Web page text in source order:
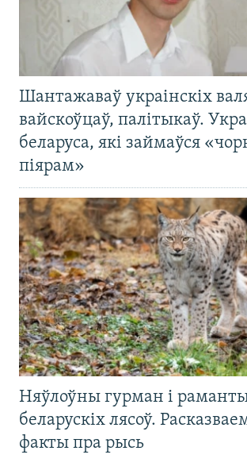
Шантажаваў украінскіх
вайскоўцаў, палітыкаў.
беларуса, які займаўся
піярам»
Няўлоўны гурман і
беларускіх лясоў.
факты пра рысь